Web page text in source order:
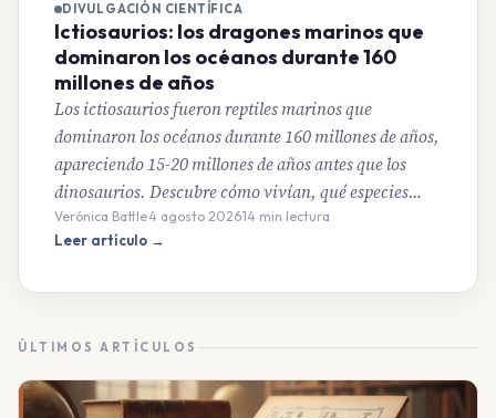
DIVULGACIÓN CIENTÍFICA
Ictiosaurios: los dragones marinos que
dominaron los océanos durante 160
millones de años
Los ictiosaurios fueron reptiles marinos que
dominaron los océanos durante 160 millones de años,
apareciendo 15-20 millones de años antes que los
dinosaurios. Descubre cómo vivían, qué especies…
Verónica Battle·4 agosto 2026·14 min lectura
Leer artículo →
ÚLTIMOS ARTÍCULOS